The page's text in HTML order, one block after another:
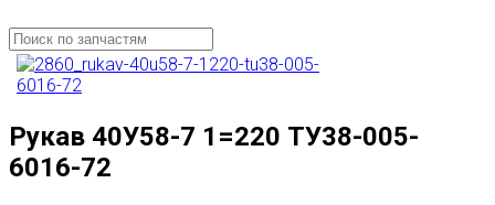
Рукав 40У58-7 1=220 ТУ38-005-
6016-72